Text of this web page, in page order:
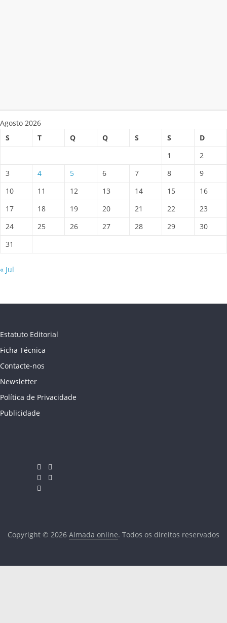
Agosto 2026
S
T Q Q S S
D
1
2
3
4 5 6 7 8
9
10
11 12 13 14 15
16
17
18 19 20 21 22
23
24
25 26 27 28 29
30
31
« Jul
Estatuto Editorial
Ficha Técnica
Contacte-nos
Newsletter
Política de Privacidade
Publicidade
Copyright © 2026 Almada online. Todos os direitos reservados